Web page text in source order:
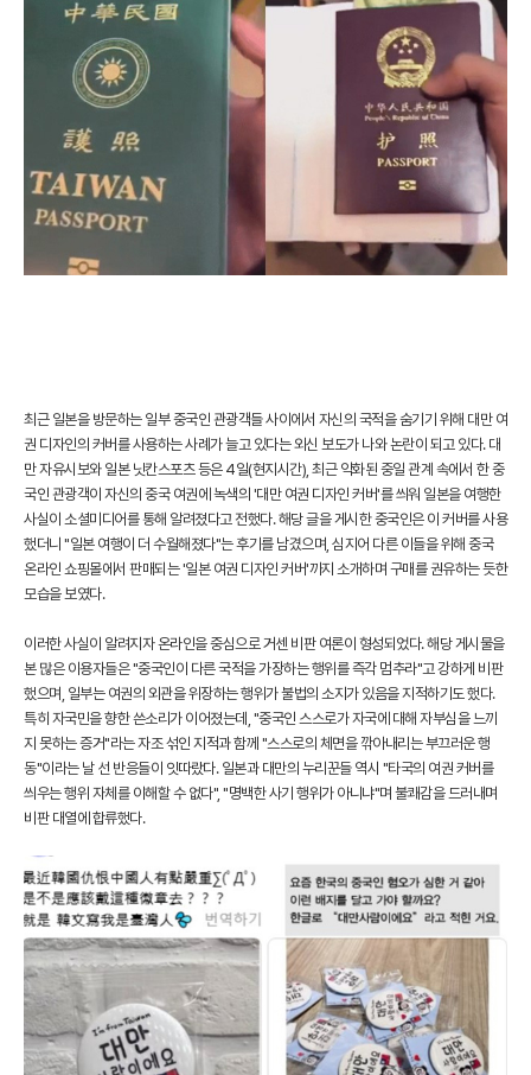
최근 일본을 방문하는 일부 중국인 관광객들 사이에서 자신의 국적을 숨기기 위해 대만 여
권 디자인의 커버를 사용하는 사례가 늘고 있다는 외신 보도가 나와 논란이 되고 있다. 대
만 자유시보와 일본 닛칸스포츠 등은 4일(현지시간), 최근 악화된 중일 관계 속에서 한 중
국인 관광객이 자신의 중국 여권에 녹색의 '대만 여권 디자인 커버'를 씌워 일본을 여행한
사실이 소셜미디어를 통해 알려졌다고 전했다. 해당 글을 게시한 중국인은 이 커버를 사용
했더니 "일본 여행이 더 수월해졌다"는 후기를 남겼으며, 심지어 다른 이들을 위해 중국
온라인 쇼핑몰에서 판매되는 '일본 여권 디자인 커버'까지 소개하며 구매를 권유하는 듯한
모습을 보였다.
이러한 사실이 알려지자 온라인을 중심으로 거센 비판 여론이 형성되었다. 해당 게시물을
본 많은 이용자들은 "중국인이 다른 국적을 가장하는 행위를 즉각 멈추라"고 강하게 비판
했으며, 일부는 여권의 외관을 위장하는 행위가 불법의 소지가 있음을 지적하기도 했다.
특히 자국민을 향한 쓴소리가 이어졌는데, "중국인 스스로가 자국에 대해 자부심을 느끼
지 못하는 증거"라는 자조 섞인 지적과 함께 "스스로의 체면을 깎아내리는 부끄러운 행
동"이라는 날 선 반응들이 잇따랐다. 일본과 대만의 누리꾼들 역시 "타국의 여권 커버를
씌우는 행위 자체를 이해할 수 없다", "명백한 사기 행위가 아니냐"며 불쾌감을 드러내며
비판 대열에 합류했다.